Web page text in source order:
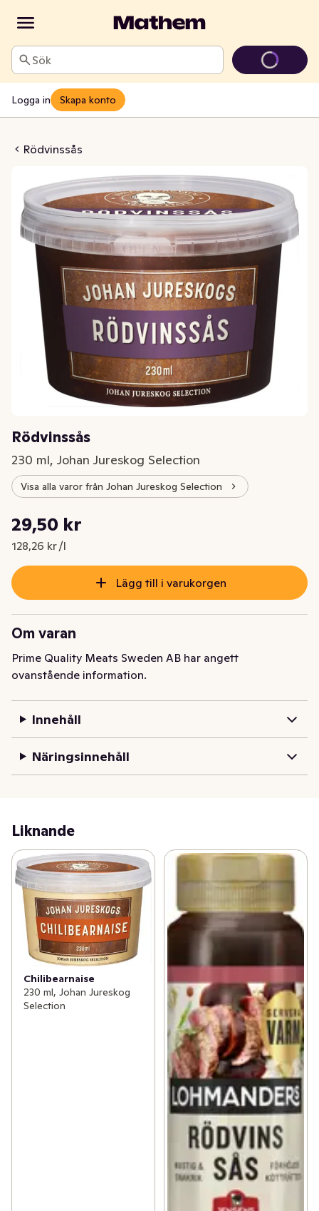
Sök
Logga in Skapa konto
Rödvinssås
Rödvinssås
230 ml, Johan Jureskog Selection
Visa alla varor från Johan Jureskog Selection
Nuvarande pris är: 29,50 kr
29,50 kr
128,26 kr /l
Styckpris: 128,26 kr /l
Lägg till i varukorgen
Om varan
Prime Quality Meats Sweden AB har angett
ovanstående information.
Innehåll
Näringsinnehåll
Liknande
Chilibearnaise
230 ml, Johan Jureskog
Selection